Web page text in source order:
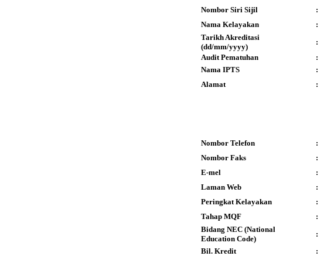
Nombor Siri Sijil
:
Nama Kelayakan
:
Tarikh Akreditasi
(dd/mm/yyyy)
:
Audit Pematuhan
:
Nama IPTS
:
Alamat
:
Nombor Telefon
:
Nombor Faks
:
E-mel
:
Laman Web
:
Peringkat Kelayakan
:
Tahap MQF
:
Bidang NEC (National
Education Code)
:
Bil. Kredit
: